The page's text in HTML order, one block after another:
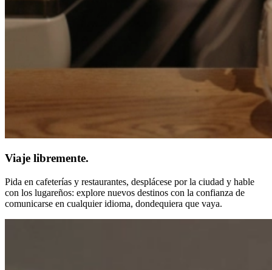
Viaje libremente.
Pida en cafeterías y restaurantes, desplácese por la ciudad y hable
con los lugareños: explore nuevos destinos con la confianza de
comunicarse en cualquier idioma, dondequiera que vaya.